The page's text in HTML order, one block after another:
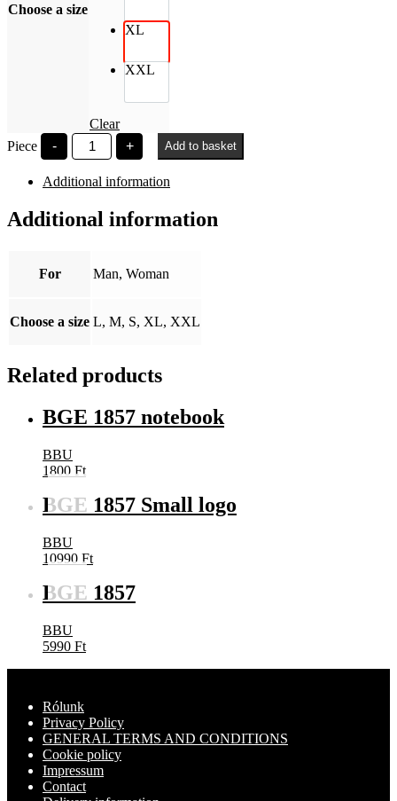
Choose a size
XL
XXL
Clear
Piece
-
BGE
1857
quantity
+ Add to basket
Additional information
Additional information
For Man, Woman
Choose a size L, M, S, XL, XXL
Related products
BGE 1857 notebook
BBU
1800 Ft
BGE 1857 Small logo
BBU
10990 Ft
BGE 1857
BBU
5990 Ft
Rólunk
Privacy Policy
GENERAL TERMS AND CONDITIONS
Cookie policy
Impressum
Contact